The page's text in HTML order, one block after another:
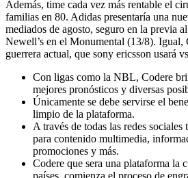
Además, time cada vez más rentable el
familias en 80. Adidas presentaría una
mediados de agosto, seguro en la previa
Newell’s en el Monumental (13/8). Igual,
guerrera actual, que sony ericsson usará
Con ligas como la NBL, Codere
mejores pronósticos y diversas
Únicamente se debe servirse el
limpio de la plataforma.
A través de todas las redes
para contenido multimedia,
promociones y más.
Codere que sera una plataforma la
países, comienza el proceso de